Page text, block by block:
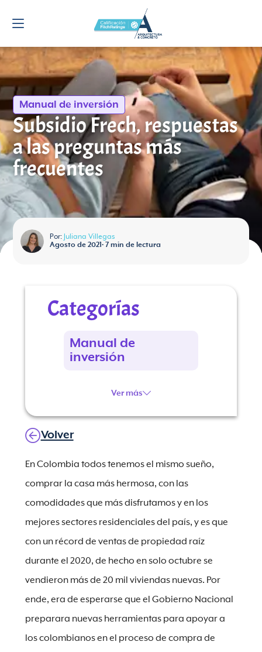
Manual de inversión
Subsidio Frech, respuestas
a las preguntas más
frecuentes
Por: Juliana Villegas
Agosto de 2021• 7min de lectura
Categorías
Manual de
inversión
Ver más
Volver
En Colombia todos tenemos el mismo sueño,
comprar la casa más hermosa, con las
comodidades que más disfrutamos y en los
mejores sectores residenciales del país, y es que
con un récord de ventas de propiedad raíz
durante el 2020, de hecho en solo octubre se
vendieron más de 20 mil viviendas nuevas. Por
ende, era de esperarse que el Gobierno Nacional
preparara nuevas herramientas para apoyar a
los colombianos en el proceso de compra de